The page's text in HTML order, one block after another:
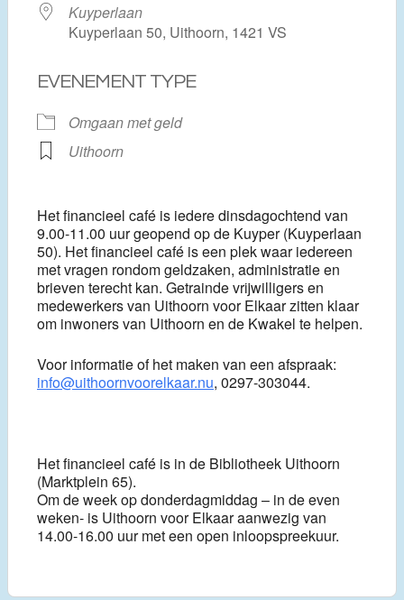
Kuyperlaan
Kuyperlaan 50, Uithoorn, 1421 VS
EVENEMENT TYPE
Omgaan met geld
Uithoorn
Het financieel café is iedere dinsdagochtend van
9.00-11.00 uur geopend op de Kuyper (Kuyperlaan
50). Het financieel café is een plek waar iedereen
met vragen rondom geldzaken, administratie en
brieven terecht kan. Getrainde vrijwilligers en
medewerkers van Uithoorn voor Elkaar zitten klaar
om inwoners van Uithoorn en de Kwakel te helpen.
Voor informatie of het maken van een afspraak:
info@uithoornvoorelkaar.nu, 0297-303044.
Het financieel café is in de Bibliotheek Uithoorn
(Marktplein 65).
Om de week op donderdagmiddag – in de even
weken- is Uithoorn voor Elkaar aanwezig van
14.00-16.00 uur met een open inloopspreekuur.